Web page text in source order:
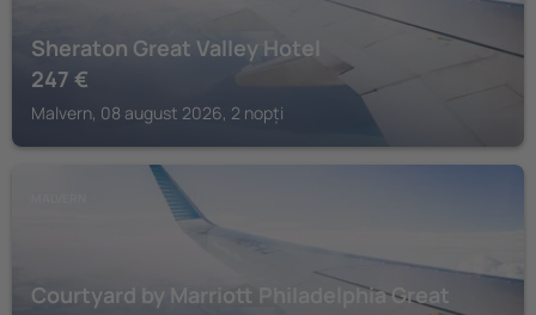
Sheraton Great Valley Hotel
247 €
Malvern, 08 august 2026, 2 nopți
Courtyard by Marriott Philadelphia Great